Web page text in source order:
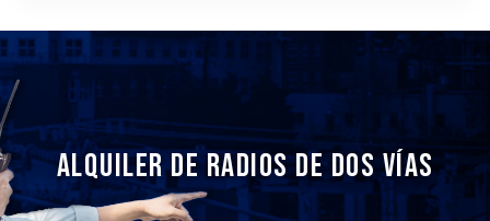
ALQUILER DE RADIOS DE DOS VÍAS